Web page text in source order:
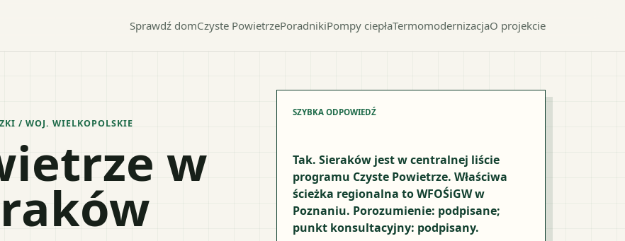
Sprawdź domCzyste PowietrzePoradnikiPompy ciepłaTermomodernizacjaO projekcie
/ WOJ. WIELKOPOLSKIE
w
SZYBKA ODPOWIEDŹ
Tak. Sieraków jest w centralnej liście
programu Czyste Powietrze. Właściwa
ścieżka regionalna to WFOŚiGW w
Poznaniu. Porozumienie: podpisane;
punkt konsultacyjny: podpisany.